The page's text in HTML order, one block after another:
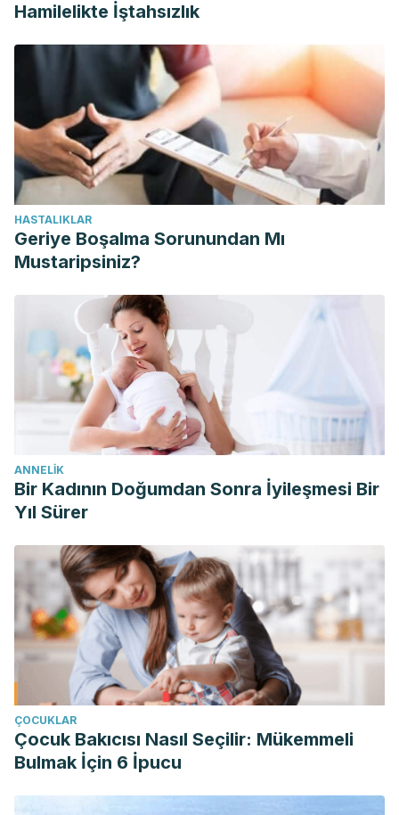
Hamilelikte İştahsızlık
HASTALIKLAR
Geriye Boşalma Sorunundan Mı
Mustaripsiniz?
ANNELIK
Bir Kadının Doğumdan Sonra İyileşmesi Bir
Yıl Sürer
ÇOCUKLAR
Çocuk Bakıcısı Nasıl Seçilir: Mükemmeli
Bulmak İçin 6 İpucu